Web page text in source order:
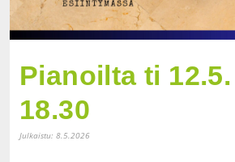
Pianoilta ti
18.30
Julkaistu: 8.5.2026